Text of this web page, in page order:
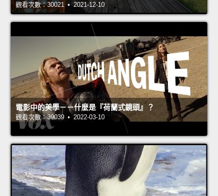
觀看次數：30021 • 2021-12-10
電影中的美學－－什麼是『荷蘭式鏡頭』？
觀看次數：39039 • 2022-03-10